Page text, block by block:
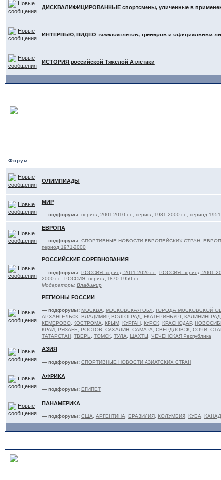
ДИСКВАЛИФИЦИРОВАННЫЕ спортсмены, уличенные в
ИНТЕРВЬЮ, ВИДЕО тяжелоатлетов, тренеров и официальных
ИСТОРИЯ российской Тяжелой Атлетики
Форум
ОЛИМПИАДЫ
МИР
— подфорумы: период 2001-2010 г.г. период 1981-2000 г.г. период
ЕВРОПА
— подфорумы: СПОРТИВНЫЕ НОВОСТИ ЕВРОПЕЙСКИХ СТРАН,
период 1971-2000
РОССИЙСКИЕ СОРЕВНОВАНИЯ
— подфорумы: РОССИЯ: период 2011-2020 г.г.
РОССИЯ: период 2001-
2000 г.г.
РОССИЯ: период 1870-1950 г.г.
Модераторы: Владимир
РЕГИОНЫ РОССИИ
— подфорумы: МОСКВА МОСКОВСКАЯ ОБЛ
ГОРОДА МОСКОВСКОЙ
АРХАНГЕЛЬСК, ВЛАДИМИР, ВОЛГОГРАД ЕКАТЕРИНБУРГ, КАЛИНИНГРАД
КЕМЕРОВО, КОСТРОМА КРЫМ, КУРГАН, КУРСК, КРАСНОДАР,
КРАЙ, РЯЗАНЬ РОСТОВ САХАЛИН, САМАРА СВЕРДЛОВСК, СОЧИ,
ТАТАРСТАН, ТВЕРЬ ТОМСК, ТУЛА ШАХТЫ ЧЕЧЕНСКАЯ Республика
АЗИЯ
— подфорумы: СПОРТИВНЫЕ НОВОСТИ АЗИАТСКИХ СТРАН
АФРИКА
— подфорумы: ЕГИПЕТ
ПАНАМЕРИКА
— подфорумы: США АРГЕНТИНА БРАЗИЛИЯ, КОЛУМБИЯ, КУБА